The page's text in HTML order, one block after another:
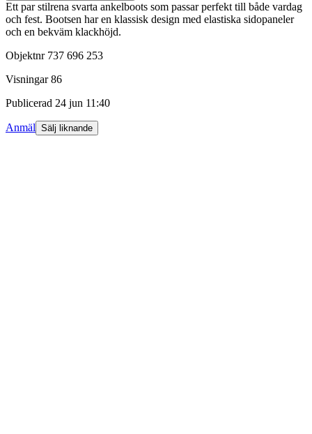
Ett par stilrena svarta ankelboots som passar perfekt till både vardag
och fest. Bootsen har en klassisk design med elastiska sidopaneler
och en bekväm klackhöjd.
Objektnr 737 696 253
Visningar 86
Publicerad 24 jun 11:40
Anmäl Sälj liknande